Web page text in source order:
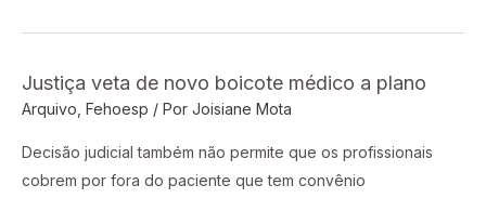
Justiça veta de novo boicote médico a plano
Arquivo, Fehoesp / Por Joisiane Mota
Decisão judicial também não permite que os profissionais
cobrem por fora do paciente que tem convênio
Justiça
veta